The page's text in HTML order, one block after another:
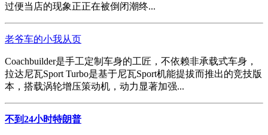
过便当店的现象正正在被倒闭潮终...
老爷车的小我从页
Coachbuilder是手工定制车身的工匠，不依赖非承载式车身，
拉达尼瓦Sport Turbo是基于尼瓦Sport机能提拔而推出的竞技版
本，搭载涡轮增压策动机，动力显著加强...
不到24小时特朗普